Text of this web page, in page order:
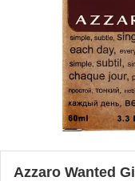
Azzaro Wanted